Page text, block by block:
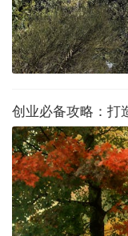
创业必备攻略：打